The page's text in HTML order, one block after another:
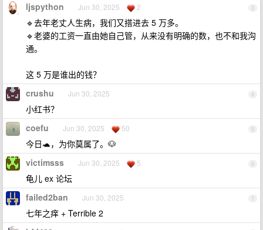
3
ljspython Jun 30, 2025 2
🔹去年老丈人生病，我们又搭进去 5 万多。
🔹老婆的工资一直由她自己管，从来没有明确的数，也不和我沟
通。
这 5 万是谁出的钱？
4
crushu Jun 30, 2025
小红书？
5
coefu Jun 30, 2025 50
今日🐢，为你莫属了。🐶
6
victimsss Jun 30, 2025 5
龟儿 ex 论坛
7
failed2ban Jun 30, 2025
七年之痒 + Terrible 2